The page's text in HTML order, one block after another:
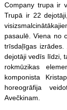
Company trupa ir
Trupā ir 22
pasaulē. Viena no
trīsdaļīgas
dejotāji vedīs līdzi,
rokmūzikas
komponista
horeogrāfija
Avečkinam.